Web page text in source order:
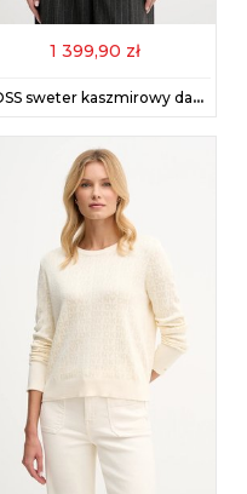
1 399,90 zł
BOSS sweter kaszmirowy damski kolor brązowy lekki 50547883